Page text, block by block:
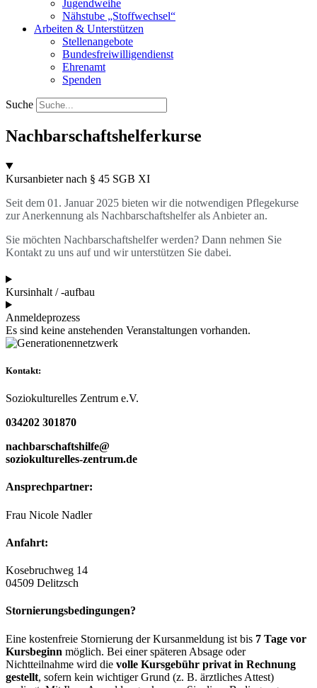
Jugendweihe
Nähstube „Stoffwechsel“
Arbeiten & Unterstützen
Stellenangebote
Bundesfreiwilligendienst
Ehrenamt
Spenden
Suche
Nachbarschaftshelferkurse
Kursanbieter nach § 45 SGB XI
Seit dem 01. Januar 2025 bieten wir die notwendigen Pflegekurse
zur Anerkennung als Nachbarschaftshelfer als Anbieter an.
Sie möchten Nachbarschaftshelfer werden? Dann nehmen Sie
Kontakt zu uns auf und wir unterstützen Sie dabei.
Kursinhalt / -aufbau
Anmeldeprozess
Es sind keine anstehenden Veranstaltungen vorhanden.
Kontakt:
Soziokulturelles Zentrum e.V.
034202 301870
nachbarschaftshilfe@
soziokulturelles-zentrum.de
Ansprechpartner:
Frau Nicole Nadler
Anfahrt:
Kosebruchweg 14
04509 Delitzsch
Stornierungsbedingungen?
Eine kostenfreie Stornierung der Kursanmeldung ist bis 7 Tage vor
Kursbeginn möglich. Bei einer späteren Absage oder
Nichtteilnahme wird die volle Kursgebühr privat in Rechnung
gestellt, sofern kein wichtiger Grund (z. B. ärztliches Attest)